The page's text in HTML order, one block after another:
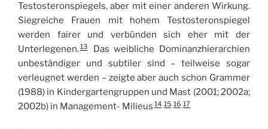
Testosteronspiegels, aber mit einer anderen Wirkung.
Siegreiche Frauen mit hohem Testosteronspiegel
werden fairer und verbünden sich eher mit der
Unterlegenen.13
Das weibliche Dominanzhierarchien
unbeständiger und subtiler sind – teilweise sogar
verleugnet werden – zeigte aber auch schon Grammer
(1988) in Kindergartengruppen und Mast (2001; 2002a;
2002b) in Management- Milieus 14 15 16 17